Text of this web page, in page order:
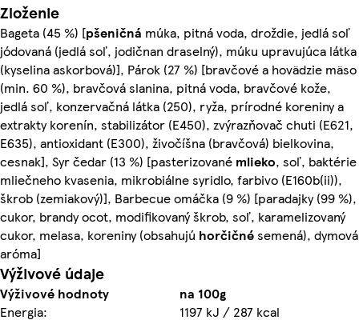
Zloženie
Bageta (45 %) [pšeničná múka, pitná voda, droždie, jedlá soľ
jódovaná (jedlá soľ, jodičnan draselný), múku upravujúca látka
(kyselina askorbová)], Párok (27 %) [bravčové a hovädzie mäso
(min. 60 %), bravčová slanina, pitná voda, bravčové kože,
jedlá soľ, konzervačná látka (250), ryža, prírodné koreniny a
extrakty korenín, stabilizátor (E450), zvýrazňovač chuti (E621,
E635), antioxidant (E300), živočíšna (bravčová) bielkovina,
cesnak], Syr čedar (13 %) [pasterizované mlieko, soľ, baktérie
mliečneho kvasenia, mikrobiálne syridlo, farbivo (E160b(ii)),
škrob (zemiakový)], Barbecue omáčka (9 %) [paradajky (99 %),
cukor, brandy ocot, modifikovaný škrob, soľ, karamelizovaný
cukor, melasa, koreniny (obsahujú horčičnésemená), dymová
aróma]
Výživové údaje
Výživové hodnoty
na 100g
Energia:
1197 kJ / 287 kcal